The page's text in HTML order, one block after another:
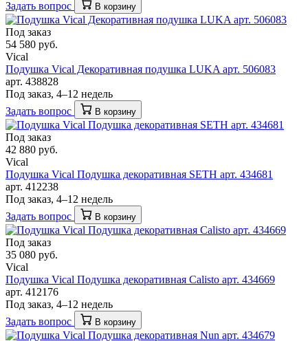
Задать вопрос В корзину
Под заказ
54 580 руб.
Vical
Подушка Vical Декоративная подушка LUKA арт. 506083
арт. 438828
Под заказ, 4–12 недель
Задать вопрос
В корзину
Под заказ
42 880 руб.
Vical
Подушка Vical Подушка декоративная SETH арт. 434681
арт. 412238
Под заказ, 4–12 недель
Задать вопрос
В корзину
Под заказ
35 080 руб.
Vical
Подушка Vical Подушка декоративная Calisto арт. 434669
арт. 412176
Под заказ, 4–12 недель
Задать вопрос
В корзину